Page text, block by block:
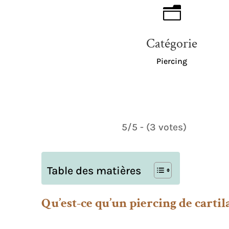
n
Catégorie
Piercing
5/5 - (3 votes)
Table des matières
Qu’est-ce qu’un piercing de